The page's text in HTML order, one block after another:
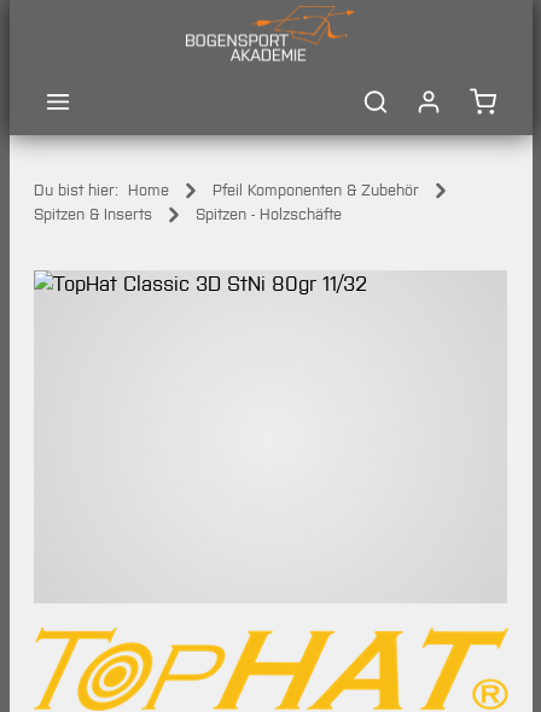
Du bist hier: Home
Pfeil Komponenten & Zubehör
Spitzen & Inserts
Spitzen - Holzschäfte
Bildergalerie überspringen